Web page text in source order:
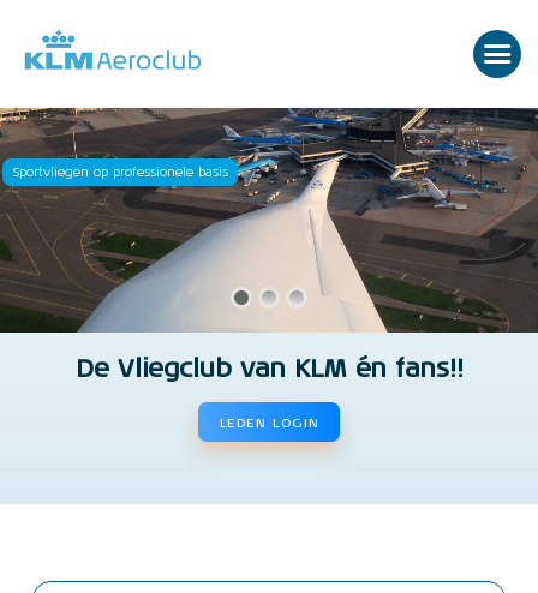
Sportvliegen op professionele basis
De Vliegclub van KLM én fans!!
LEDEN LOGIN